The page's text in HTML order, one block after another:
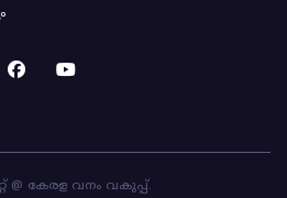
@ കേരള വനം വകുപ്പ്.